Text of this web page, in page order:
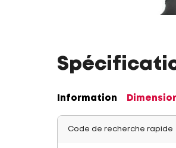
Information
Code de recherche rapide